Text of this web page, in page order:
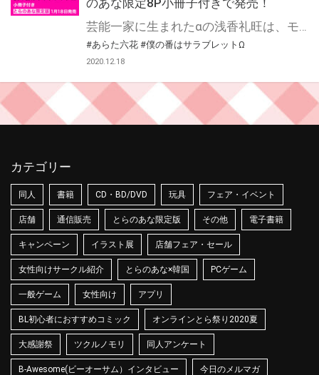
#あらた六花 #僕の番はサラブレットΩ
2020.12.18
カテゴリー
同人 書籍 CD・BD/DVD 玩具 フェア・イベント
店舗 通信販売 とらのあな限定版 その他 電子書籍
キャンペーン イラスト展 店舗フェア・セール
女性向けサークル紹介 とらのあな×韓国 PCゲーム
一般ゲーム 女性向け アプリ
BL初心者におすすめコミック オンラインとら祭り2020夏
大感謝祭 ツクルノモリ 同人アンケート
B-Awesome(ビーオーサム）インタビュー 今日のメルマガ